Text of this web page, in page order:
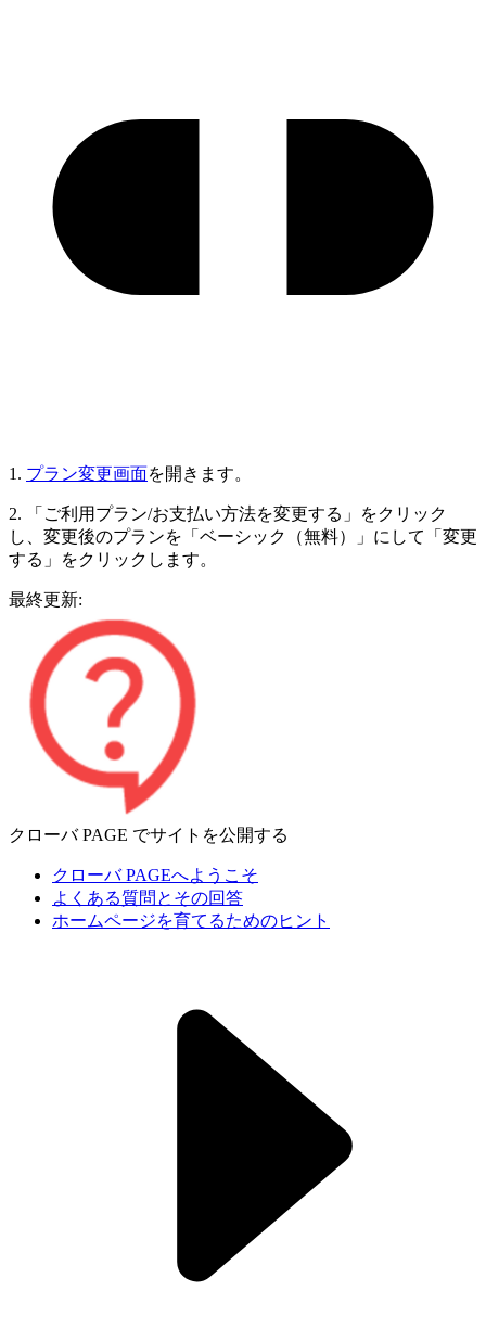
1. プラン変更画面を開きます。
2. 「ご利用プラン/お支払い方法を変更する」をクリック
し、変更後のプランを「ベーシック（無料）」にして「変更
する」をクリックします。
最終更新:
クローバ PAGE でサイトを公開する
クローバ PAGEへようこそ
よくある質問とその回答
ホームページを育てるためのヒント